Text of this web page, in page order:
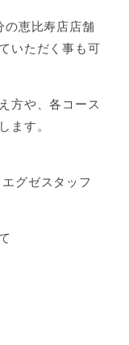
の恵比寿店店舗
いただく事も可
方や、各コース
ます。
グゼスタッフ